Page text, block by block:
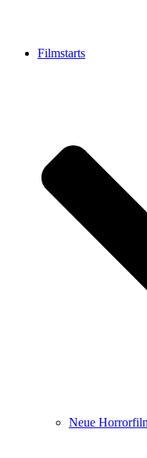
Filmstarts
Neue